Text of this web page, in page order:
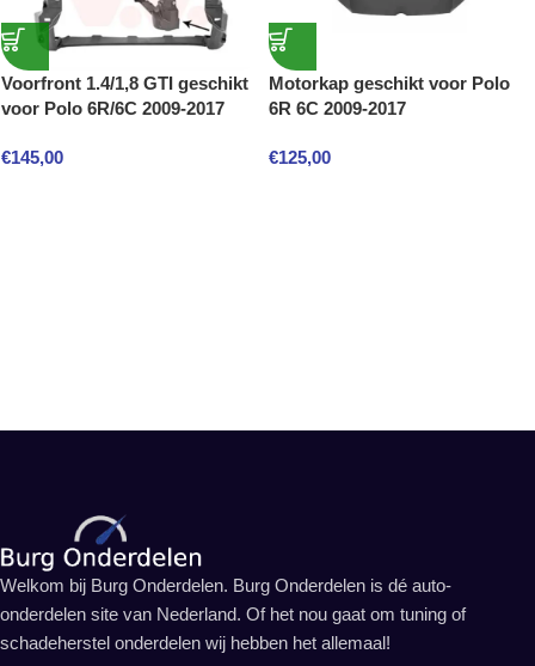
Voorfront 1.4/1,8 GTI geschikt
voor Polo 6R/6C 2009-2017
€145,00
Motorkap geschikt voor Polo
6R 6C 2009-2017
€125,00
Welkom bij Burg Onderdelen. Burg Onderdelen is dé auto-
onderdelen site van Nederland. Of het nou gaat om tuning of
schadeherstel onderdelen wij hebben het allemaal!